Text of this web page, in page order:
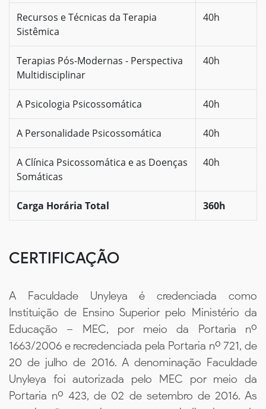
Recursos e Técnicas da Terapia
Sistêmica
40h
Terapias Pós-Modernas - Perspectiva
Multidisciplinar
40h
A Psicologia Psicossomática 40h
A Personalidade Psicossomática 40h
A Clínica Psicossomática e as Doenças
Somáticas
40h
Carga Horária Total 360h
CERTIFICAÇÃO
A Faculdade Unyleya é credenciada como
Instituição de Ensino Superior pelo Ministério da
Educação – MEC, por meio da Portaria nº
1663/2006 e recredenciada pela Portaria nº 721, de
20 de julho de 2016. A denominação Faculdade
Unyleya foi autorizada pelo MEC por meio da
Portaria nº 423, de 02 de setembro de 2016. As